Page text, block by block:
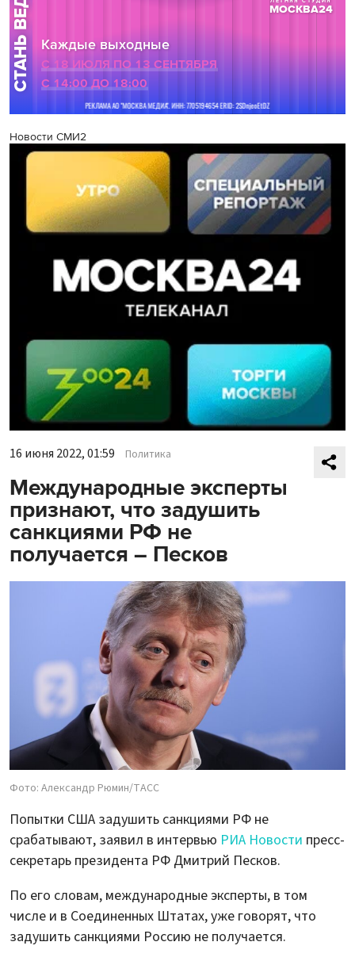
Новости СМИ2
16 июня 2022, 01:59 Политика
Международные эксперты
признают, что задушить
санкциями РФ не
получается – Песков
Фото: Александр Рюмин/ТАСС
Попытки США задушить санкциями РФ не
срабатывают, заявил в интервью РИА Новости пресс-
секретарь президента РФ Дмитрий Песков.
По его словам, международные эксперты, в том
числе и в Соединенных Штатах, уже говорят, что
задушить санкциями Россию не получается.